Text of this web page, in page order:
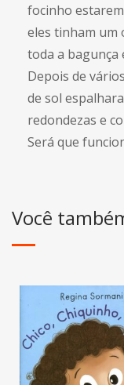
focinho
eles tinham um
toda a bagunça
Depois de
de sol
redondezas e
Será que
Você